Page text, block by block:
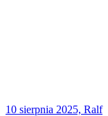
10 sierpnia 2025, Ralf